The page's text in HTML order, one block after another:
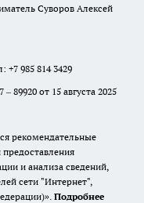
Суворов Алексей
+7 985 814 3429
89920 от 15 августа 2025
рекомендательные
и анализа сведений,
сети "Интернет",
Подробнее